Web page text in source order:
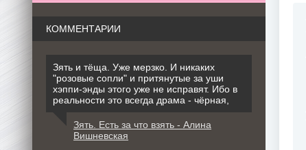
КОММЕНТАРИИ
Зять и тёща. Уже мерзко. И никаких
"розовые сопли" и притянутые за уши
хэппи-энды этого уже не исправят. Ибо в
реальности это всегда драма - чёрная,
Зять. Есть за что взять - Алина
Вишневская